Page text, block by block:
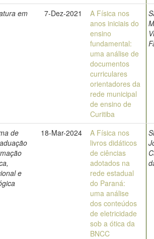
em
7-Dez-2021
A Física nos
anos iniciais do
ensino
fundamental:
uma análise de
documentos
curriculares
orientadores da
rede municipal
de ensino de
Curitiba
de
e
18-Mar-2024
A Física nos
livros didáticos
de ciências
adotados na
rede estadual
do Paraná:
uma análise
dos conteúdos
de eletricidade
sob a ótica da
BNCC